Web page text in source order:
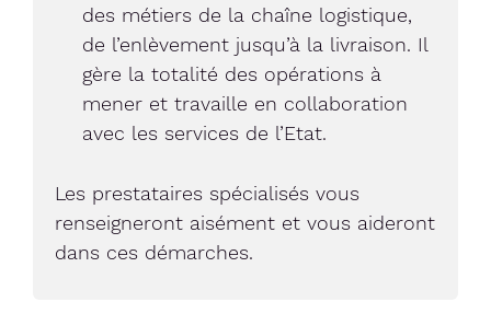
des métiers de la chaîne logistique,
de l’enlèvement jusqu’à la livraison. Il
gère la totalité des opérations à
mener et travaille en collaboration
avec les services de l’Etat.
Les prestataires spécialisés vous
renseigneront aisément et vous aideront
dans ces démarches.